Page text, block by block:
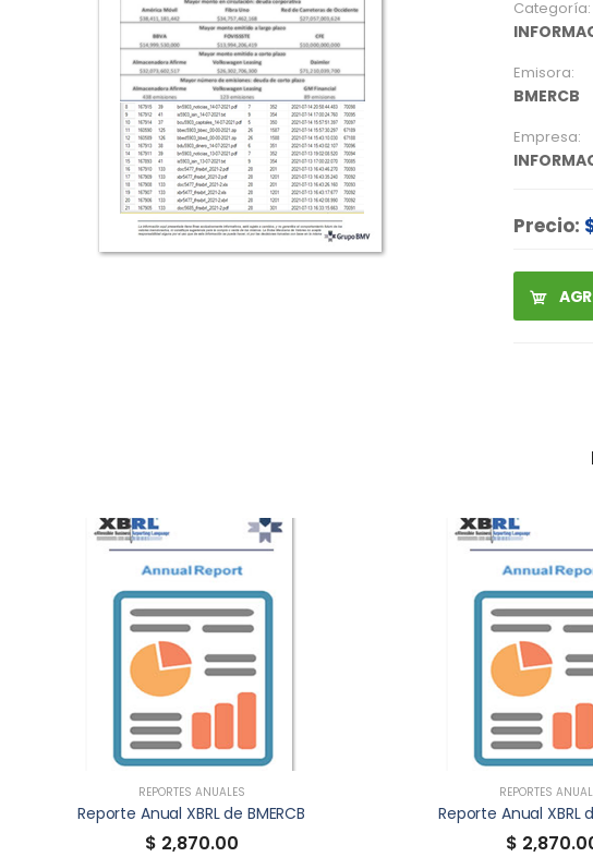
Categoría:
Emisora:
BMERCB
Empresa:
Precio:
REPORTES ANUALES
Reporte Anual XBRL de BMERCB
$ 2,870.00
REPORTES
Reporte Anual XBRL
$